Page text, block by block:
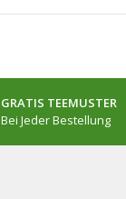
GRATIS TEEMUSTER
Bei Jeder Bestellung